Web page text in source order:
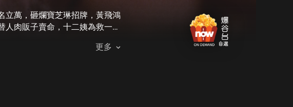
立萬，砸爛寶芝琳招牌，黃飛鴻
肉販子賣命，十二姨為救一名
更多